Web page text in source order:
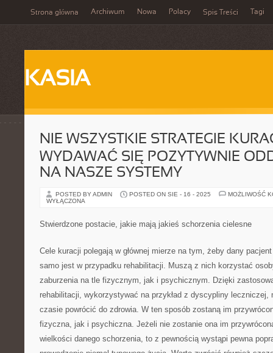
Strona główna Archiwum Nowa Polacy Spis Treści Tagi
KASIA
NIE WSZYSTKIE STRATEGIE
WYDAWAĆ SIĘ POZYTYWNIE
NA NASZE SYSTEMY
POSTED BY ADMIN POSTED ON SIE - 16 - 2025
MOŻLIWOŚĆ
WYŁĄCZONA
Stwierdzone postacie, jakie mają jakieś schorzenia cielesne
Cele kuracji polegają w głównej mierze na tym, żeby dany
samo jest w przypadku rehabilitacji. Muszą z nich korzystać
zaburzenia na tle fizycznym, jak i psychicznym. Dzięki
rehabilitacji, wykorzystywać na przykład z dyscypliny leczniczej,
czasie powrócić do zdrowia. W ten sposób zostaną im
fizyczna, jak i psychiczna. Jeżeli nie zostanie ona im
wielkości danego schorzenia, to z pewnością wystąpi pewna